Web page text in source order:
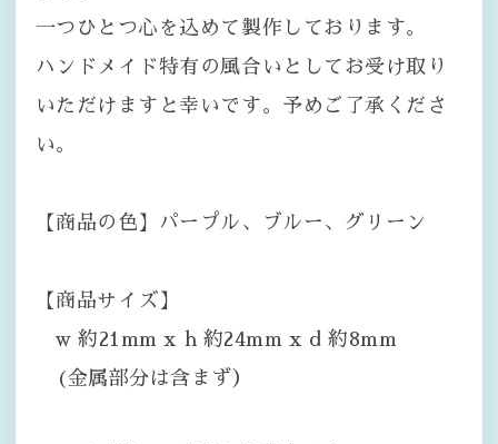
一つひとつ心を込めて製作しております。
ハンドメイド特有の風合いとしてお受け取り
いただけますと幸いです。予めご了承くださ
い。
【商品の色】パープル、ブルー、グリーン
【商品サイズ】
w 約21mm x h 約24mm x d 約8mm
(金属部分は含まず）